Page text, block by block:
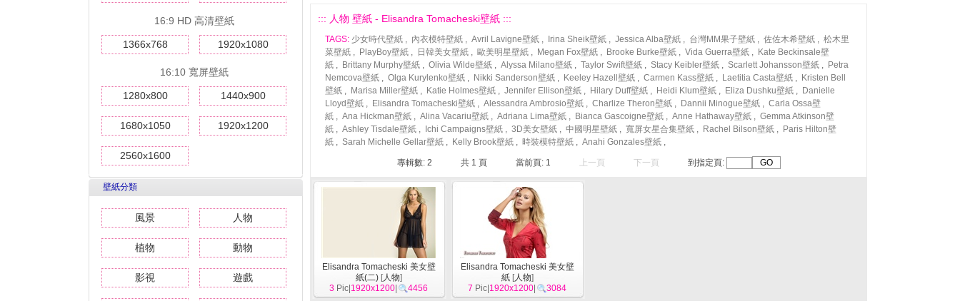
16:9 HD 高清壁紙
1366x768 1920x1080
16:10 寬屏壁紙
1280x800 1440x900
1680x1050 1920x1200
2560x1600
壁紙分類
風景 人物
植物 動物
影視 遊戲
::: 人物 壁紙 - Elisandra Tomacheski壁紙 :::
TAGS: 少女時代壁紙 , 內衣模特壁紙 , Avril Lavigne壁紙 , Irina Sheik壁紙 , Jessica Alba壁紙 , 台灣MM果子壁紙 , 佐佐木希壁紙 , 松木里
菜壁紙 , PlayBoy壁紙 , 日韓美女壁紙 , 歐美明星壁紙 , Megan Fox壁紙 , Brooke Burke壁紙 , Vida Guerra壁紙 , Kate Beckinsale壁
紙 , Brittany Murphy壁紙 , Olivia Wilde壁紙 , Alyssa Milano壁紙 , Taylor Swift壁紙 , Stacy Keibler壁紙 , Scarlett Johansson壁紙 , Petra
Nemcova壁紙 , Olga Kurylenko壁紙 , Nikki Sanderson壁紙 , Keeley Hazell壁紙 , Carmen Kass壁紙 , Laetitia Casta壁紙 , Kristen Bell
壁紙 , Marisa Miller壁紙 , Katie Holmes壁紙 , Jennifer Ellison壁紙 , Hilary Duff壁紙 , Heidi Klum壁紙 , Eliza Dushku壁紙 , Danielle
Lloyd壁紙 , Elisandra Tomacheski壁紙 , Alessandra Ambrosio壁紙 , Charlize Theron壁紙 , Dannii Minogue壁紙 , Carla Ossa壁
紙 , Ana Hickman壁紙 , Alina Vacariu壁紙 , Adriana Lima壁紙 , Bianca Gascoigne壁紙 , Anne Hathaway壁紙 , Gemma Atkinson壁
紙 , Ashley Tisdale壁紙 , Ichi Campaigns壁紙 , 3D美女壁紙 , 中國明星壁紙 , 寬屏女星合集壁紙 , Rachel Bilson壁紙 , Paris Hilton壁
紙 , Sarah Michelle Gellar壁紙 , Kelly Brook壁紙 , 時裝模特壁紙 , Anahi Gonzales壁紙 ,
專輯數: 2 共 1 頁 當前頁: 1 上一頁 下一頁 到指定頁:
Elisandra Tomacheski 美女壁
紙(二)[人物]
3 Pic| 1920x1200 4456
Elisandra Tomacheski 美女壁
紙[人物]
7 Pic| 1920x1200 3084